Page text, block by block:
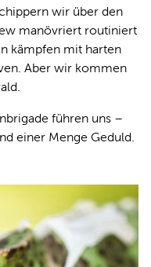
wir über den
manövriert routiniert
kämpfen mit harten
Aber wir kommen
führen uns –
einer Menge Geduld.